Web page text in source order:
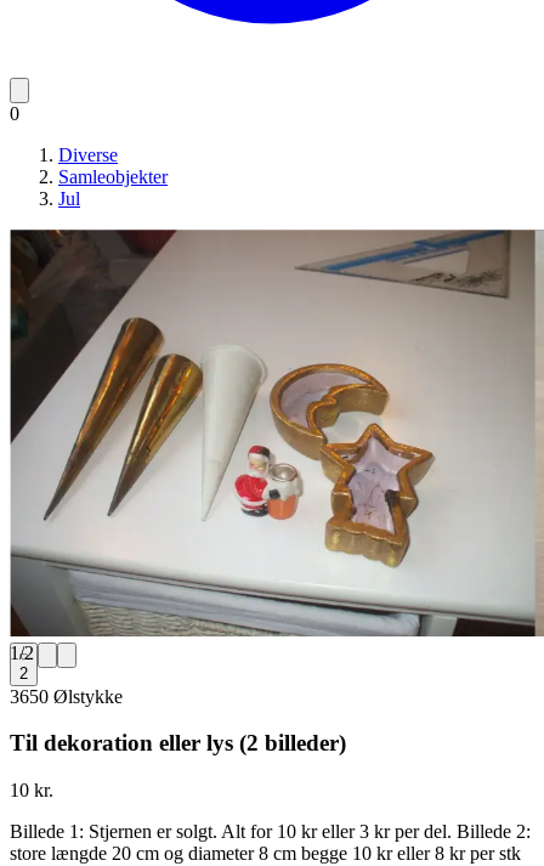
0
Diverse
Samleobjekter
Jul
1/2
2
3650 Ølstykke
Til dekoration eller lys (2 billeder)
10 kr.
Billede 1: Stjernen er solgt. Alt for 10 kr eller 3 kr per del. Billede 2:
store længde 20 cm og diameter 8 cm begge 10 kr eller 8 kr per stk